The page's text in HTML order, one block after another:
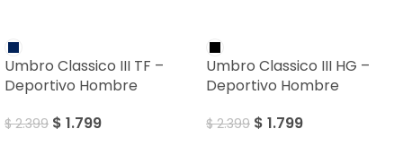
Umbro Classico III TF –
Deportivo Hombre
$2.399 $ 1.799
Umbro Classico III HG –
Deportivo Hombre
$2.399 $ 1.799